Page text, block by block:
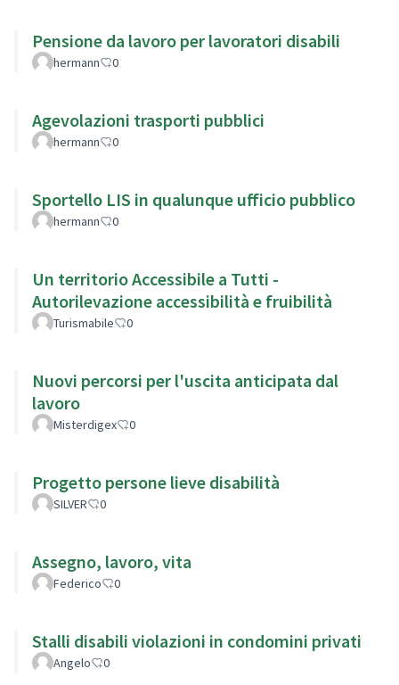
Pensione da lavoro per lavoratori disabili
hermann 0
Agevolazioni trasporti pubblici
hermann 0
Sportello LIS in qualunque ufficio pubblico
hermann 0
Un territorio Accessibile a Tutti -
Autorilevazione accessibilità e fruibilità
Turismabile 0
Nuovi percorsi per l'uscita anticipata dal
lavoro
Misterdigex 0
Progetto persone lieve disabilità
SILVER 0
Assegno, lavoro, vita
Federico 0
Stalli disabili violazioni in condomini privati
Angelo 0